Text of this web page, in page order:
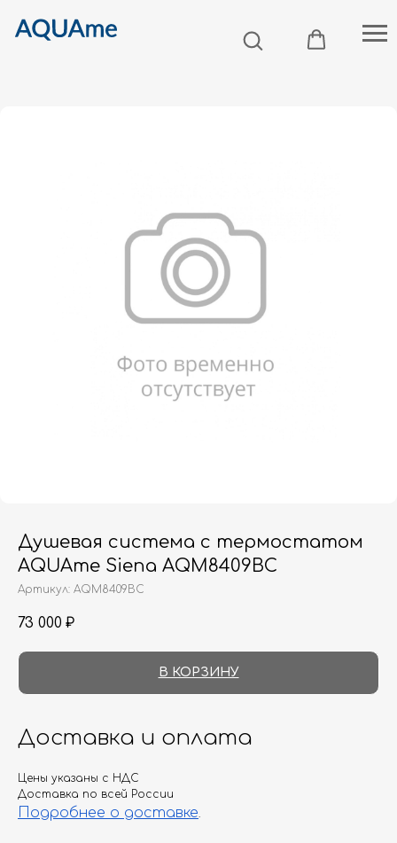
Душевая система с термостатом
AQUAme Siena AQM8409BC
Артикул: AQM8409BC
73 000 ₽
В КОРЗИНУ
Доставка и оплата
Цены указаны с НДС
Доставка по всей России
Подробнее о доставке.